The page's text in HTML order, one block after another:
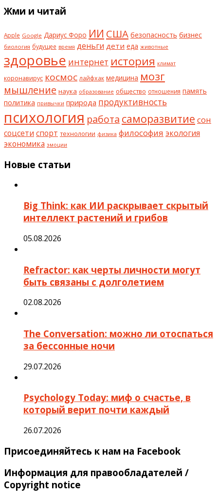
Жми и читай
Apple Google Дариус Форо ИИ США безопасность бизнес
биология будущее время деньги дети еда животные
здоровье интернет история климат
коронавирус космос лайфхак медицина мозг
мышление наука образование общество отношения память
политика привычки природа продуктивность
психология работа саморазвитие сон
соцсети спорт технологии физика философия экология
экономика эмоции
Новые статьи
Big Think: как ИИ раскрывает скрытый
интеллект растений и грибов
05.08.2026
Refractor: как черты личности могут
быть связаны с долголетием
02.08.2026
The Conversation: можно ли отоспаться
за бессонные ночи
29.07.2026
Psychology Today: миф о счастье, в
который верит почти каждый
26.07.2026
Присоединяйтесь к нам на Facebook
Информация для правообладателей /
Copyright notice